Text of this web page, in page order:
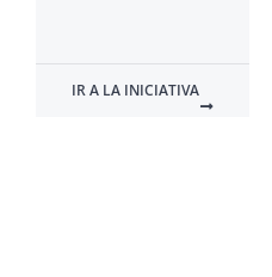
IR A LA INICIATIVA